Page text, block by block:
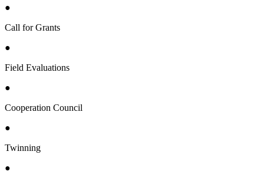
●
Call for Grants
●
Field Evaluations
●
Cooperation Council
●
Twinning
●